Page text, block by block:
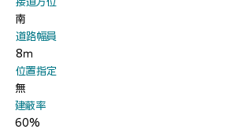
南
​道路幅員
8ｍ
​位置指定
無
​建蔽率
60%